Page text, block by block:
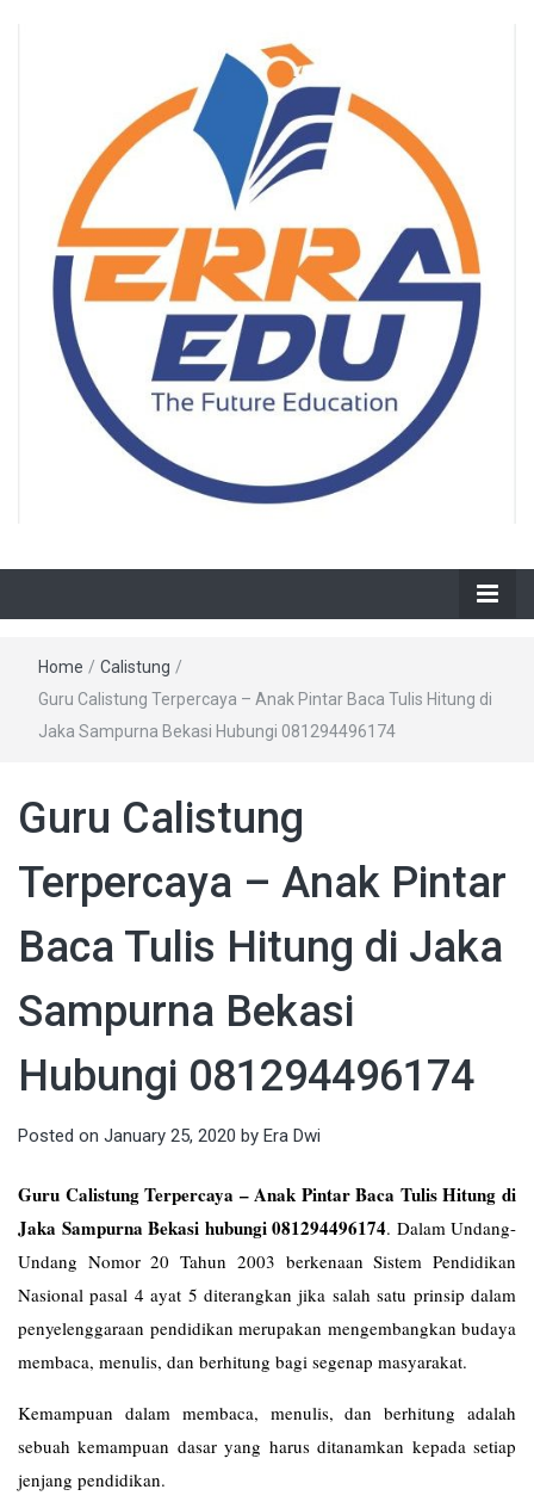
Home / Calistung /
Guru Calistung Terpercaya – Anak Pintar Baca Tulis Hitung di
Jaka Sampurna Bekasi Hubungi 081294496174
Guru Calistung
Terpercaya – Anak Pintar
Baca Tulis Hitung di Jaka
Sampurna Bekasi
Hubungi 081294496174
Posted on January 25, 2020 by Era Dwi
Guru Calistung Terpercaya – Anak Pintar Baca Tulis Hitung di
Jaka Sampurna Bekasi hubungi 081294496174. Dalam Undang-
Undang Nomor 20 Tahun 2003 berkenaan Sistem Pendidikan
Nasional pasal 4 ayat 5 diterangkan jika salah satu prinsip dalam
penyelenggaraan pendidikan merupakan mengembangkan budaya
membaca, menulis, dan berhitung bagi segenap masyarakat.
Kemampuan dalam membaca, menulis, dan berhitung adalah
sebuah kemampuan dasar yang harus ditanamkan kepada setiap
jenjang pendidikan.